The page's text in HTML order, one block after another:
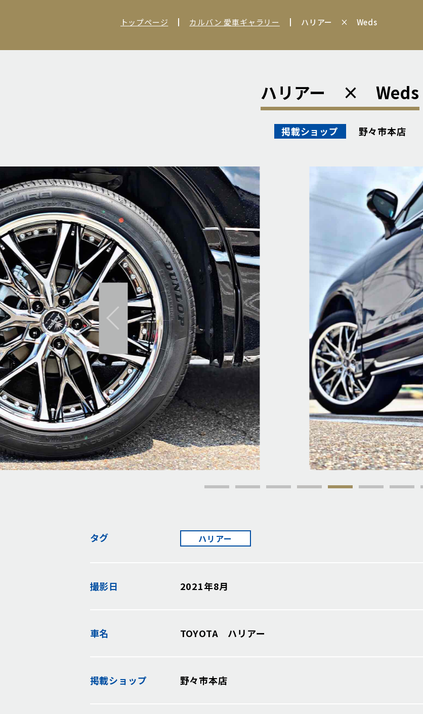
トップページ カルバン 愛車ギャラリー ハリアー × Weds
ハリアー × Weds
掲載ショップ 野々市本店
タグ ハリアー
撮影日 2021年8月
車名 TOYOTA ハリアー
掲載ショップ 野々市本店